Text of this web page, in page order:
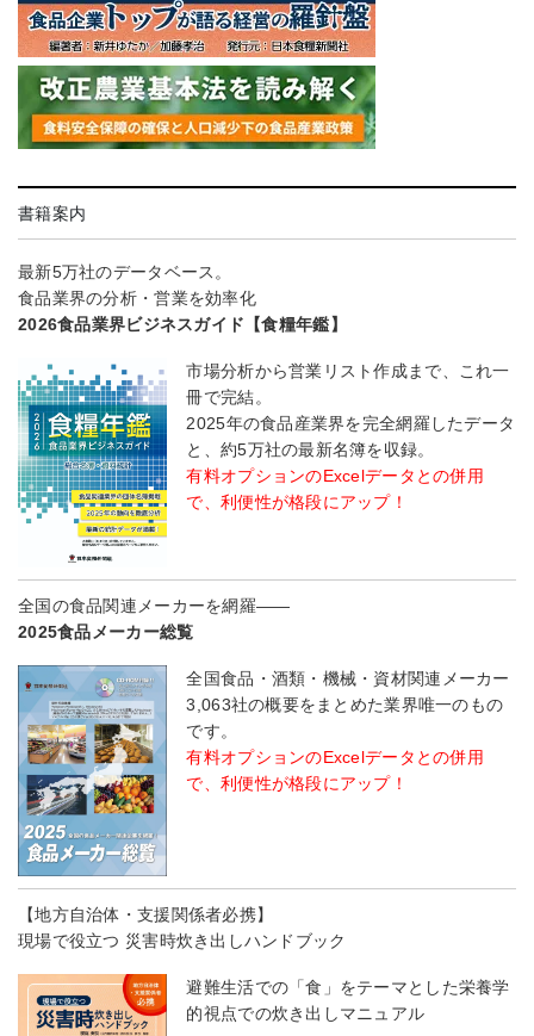
書籍案内
最新5万社のデータベース。
食品業界の分析・営業を効率化
2026食品業界ビジネスガイド【食糧年鑑】
市場分析から営業リスト作成まで、これ一
冊で完結。
2025年の食品産業界を完全網羅したデータ
と、約5万社の最新名簿を収録。
有料オプションのExcelデータとの併用
で、利便性が格段にアップ！
全国の食品関連メーカーを網羅――
2025食品メーカー総覧
全国食品・酒類・機械・資材関連メーカー
3,063社の概要をまとめた業界唯一のもの
です。
有料オプションのExcelデータとの併用
で、利便性が格段にアップ！
【地方自治体・支援関係者必携】
現場で役立つ 災害時炊き出しハンドブック
避難生活での「食」をテーマとした栄養学
的視点での炊き出しマニュアル